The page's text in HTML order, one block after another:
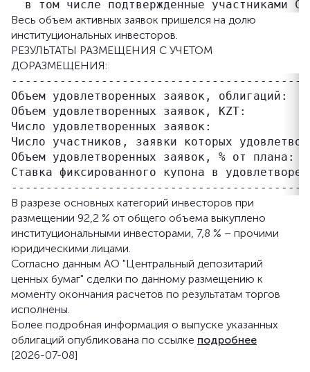
Весь объем активных заявок пришелся на долю
институциональных инвесторов.
РЕЗУЛЬТАТЫ РАЗМЕЩЕНИЯ С УЧЕТОМ
ДОРАЗМЕЩЕНИЯ:
Объем удовлетворенных заявок,
Объем удовлетворенных заявок, KZT:
Число удовлетворенных заявок:
Число участников, заявки которых
Объем удовлетворенных заявок, % от
Ставка фиксированного купона в
В разрезе основных категорий инвесторов при
размещении 92,2 % от общего объема выкуплено
институциональными инвесторами, 7,8 % – прочими
юридическими лицами.
Согласно данным АО "Центральный депозитарий
ценных бумаг" сделки по данному размещению к
моменту окончания расчетов по результатам торгов
исполнены.
Более подробная информация о выпуске указанных
облигаций опубликована по ссылке подробнее
[2026-07-08]